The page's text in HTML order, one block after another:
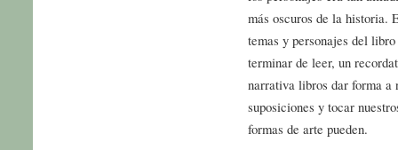
más oscuros de la historia.
temas y personajes del
terminar de leer, un
narrativa libros dar forma a
suposiciones y tocar
formas de arte pueden.